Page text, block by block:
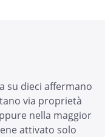
su dieci affermano
via proprietà
nella maggior
attivato solo